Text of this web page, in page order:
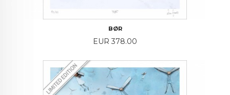
BØR
Price
EUR 378.00